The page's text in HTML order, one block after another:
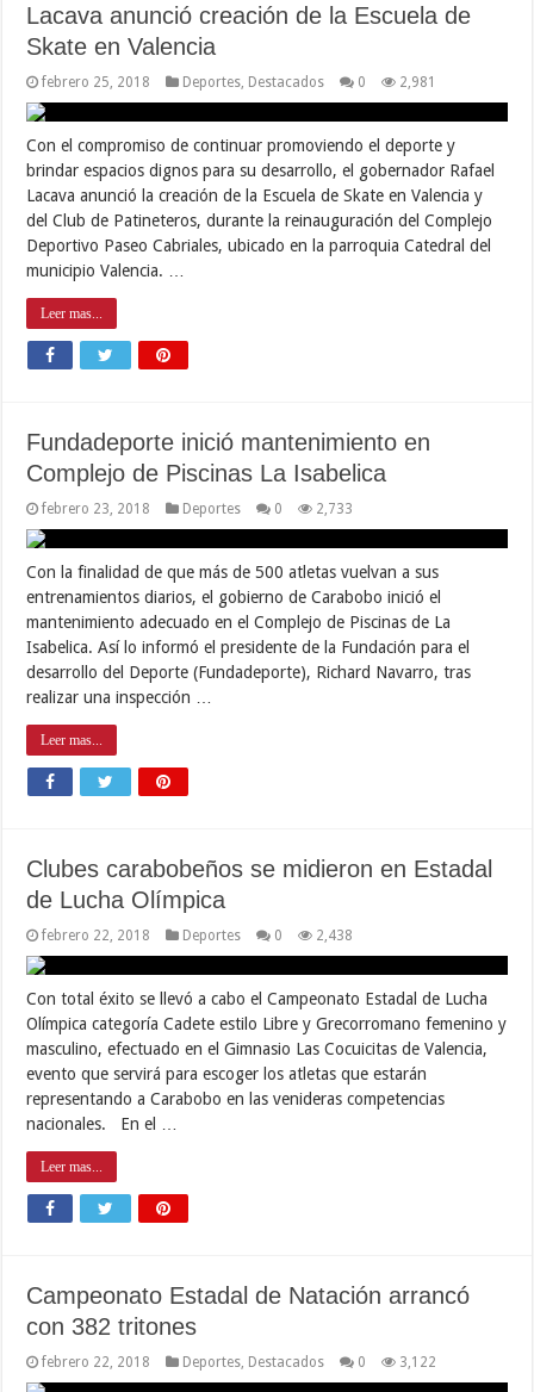
Lacava anunció creación de la Escuela de
Skate en Valencia
febrero 25, 2018 Deportes Destacados 0 2,981
Con el compromiso de continuar promoviendo el deporte y
brindar espacios dignos para su desarrollo, el gobernador Rafael
Lacava anunció la creación de la Escuela de Skate en Valencia y
del Club de Patineteros, durante la reinauguración del Complejo
Deportivo Paseo Cabriales, ubicado en la parroquia Catedral del
municipio Valencia. …
Leer mas...
Fundadeporte inició mantenimiento en
Complejo de Piscinas La Isabelica
febrero 23, 2018 Deportes 0 2,733
Con la finalidad de que más de 500 atletas vuelvan a sus
entrenamientos diarios, el gobierno de Carabobo inició el
mantenimiento adecuado en el Complejo de Piscinas de La
Isabelica. Así lo informó el presidente de la Fundación para el
desarrollo del Deporte (Fundadeporte), Richard Navarro, tras
realizar una inspección …
Leer mas...
Clubes carabobeños se midieron en Estadal
de Lucha Olímpica
febrero 22, 2018 Deportes 0 2,438
Con total éxito se llevó a cabo el Campeonato Estadal de Lucha
Olímpica categoría Cadete estilo Libre y Grecorromano femenino y
masculino, efectuado en el Gimnasio Las Cocuicitas de Valencia,
evento que servirá para escoger los atletas que estarán
representando a Carabobo en las venideras competencias
nacionales. En el …
Leer mas...
Campeonato Estadal de Natación arrancó
con 382 tritones
febrero 22, 2018 Deportes Destacados 0 3,122